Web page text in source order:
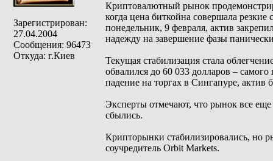
Зарегистрирован:
27.04.2004
Сообщения: 96473
Откуда: г.Киев
Криптовалютный рынок
когда цена биткойна совершала резкие
понедельник, 9 февраля, актив
надежду на завершение фазы
Текущая стабилизация стала
обвалился до 60 033 долларов – самого
падение на торгах в Сингапуре, актив
Эксперты отмечают, что рынок все
сбылись.
Крипторынки стабилизировались, но
соучредитель Orbit Markets.